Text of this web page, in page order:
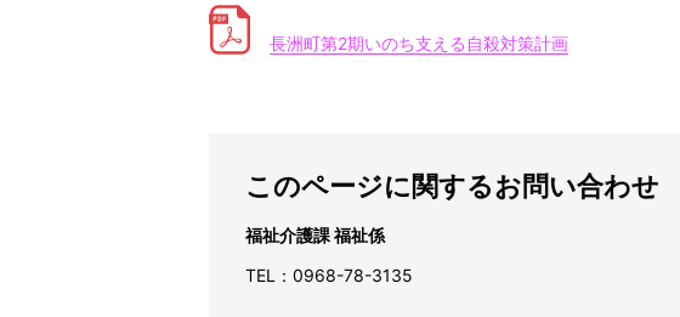
長洲町第2期いのち支える自殺対策計画
このページに関するお問い合わせ
福祉介護課 福祉係
TEL：0968-78-3135